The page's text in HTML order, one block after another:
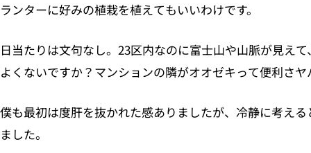
ランターに好みの植栽を植えてもいいわけです。
日当たりは文句なし。23区内なのに富士山や山脈が見え
よくないですか？マンションの隣がオオゼキって便利さ
僕も最初は度肝を抜かれた感ありましたが、冷静に考え
ました。